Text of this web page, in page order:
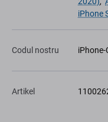
iPhone
Codul nostru iPhone-
Artikel